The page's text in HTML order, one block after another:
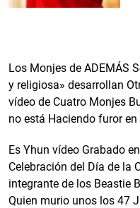
Los Monjes de ADEMÁS
y religiosa» desarrollan
vídeo de Cuatro Monjes
no está Haciendo furor
Es Yhun vídeo Grabado
Celebración del Día de la
integrante de los Beastie
Quien murio unos los 47